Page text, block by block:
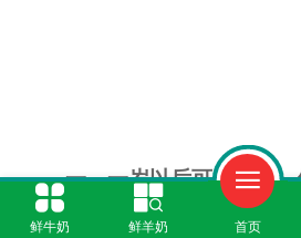
一、一岁以后可以尝试
鲜牛奶 鲜羊奶 首页